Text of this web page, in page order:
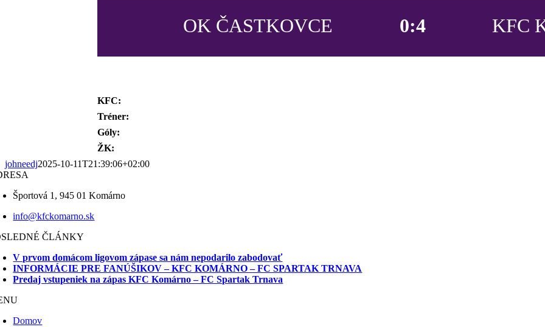
OK ČASTKOVCE 0:4 KFC
KFC:
Tréner:
Góly:
ŽK:
johneedj2025-10-11T21:39:06+02:00
Športová 1, 945 01 Komárno
info@kfckomarno.sk
ČLÁNKY
V prvom domácom ligovom zápase sa nám nepodarilo zabodovať
INFORMÁCIE PRE FANÚŠIKOV – KFC KOMÁRNO – FC SPARTAK TRNAVA
Predaj vstupeniek na zápas KFC Komárno – FC Spartak Trnava
Domov